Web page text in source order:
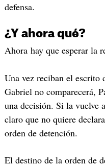
defensa.
¿Y ahora qué?
Ahora hay que esperar la
Una vez reciban el escrito
Gabriel no comparecerá,
una decisión. Si la vuelve
claro que no quiere
orden de detención.
El destino de la orden de